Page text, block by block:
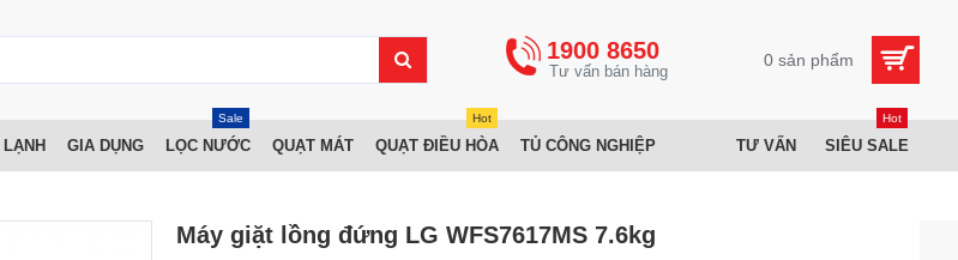
1900 8650 0 sản phẩm
GIA DỤNG LỌC NƯỚC
Sale
QUẠT MÁT QUẠT ĐIỀU HÒA
Hot
TỦ CÔNG NGHIỆP TƯ VẤN SIÊU SALE
Hot
Máy giặt lồng đứng LG WFS7617MS 7.6kg